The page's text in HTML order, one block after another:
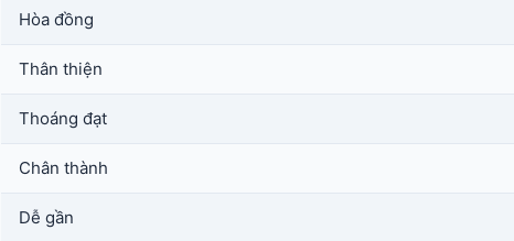
Hòa đồng
Thân thiện
Thoáng đạt
Chân thành
Dễ gần